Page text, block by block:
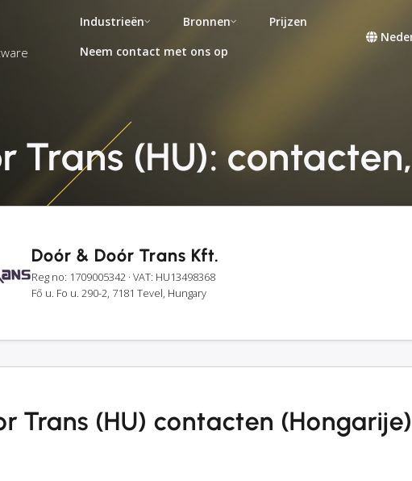
Industrieën Bronnen
Prijzen
Neem contact met ons op
Trans (HU):
Doór & Doór Trans Kft.
Reg no: 1709005342 · VAT: HU13498368
Fő u. Fo u. 290-2, 7181 Tevel, Hungary
Trans (HU) contacten (Hongarije)